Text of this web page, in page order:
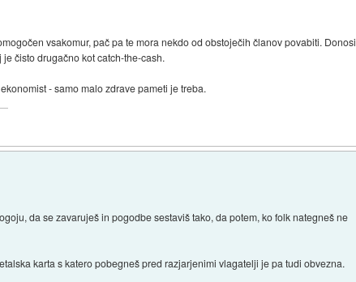
vsakomur, pač pa te mora nekdo od obstoječih članov povabiti. Donosi
čisto drugačno kot catch-the-cash.
- samo malo zdrave pameti je treba.
da se zavaruješ in pogodbe sestaviš tako, da potem, ko folk nategneš ne
karta s katero pobegneš pred razjarjenimi vlagatelji je pa tudi obvezna.